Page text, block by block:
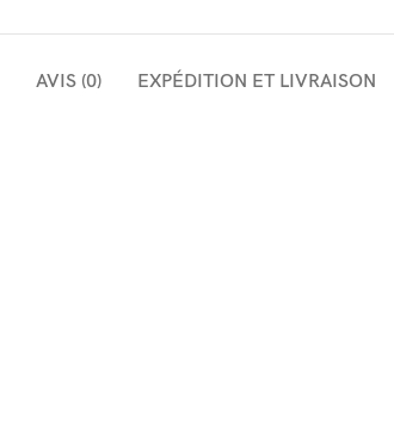
AVIS (0) EXPÉDITION ET LIVRAISON